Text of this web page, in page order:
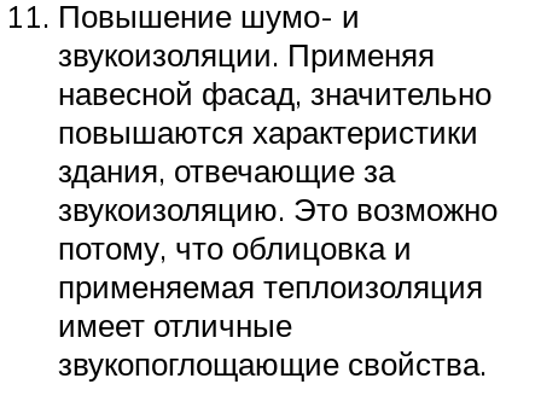
Повышение шумо- и
звукоизоляции. Применяя
навесной фасад, значительно
повышаются характеристики
здания, отвечающие за
звукоизоляцию. Это возможно
потому, что облицовка и
применяемая теплоизоляция
имеет отличные
звукопоглощающие свойства.